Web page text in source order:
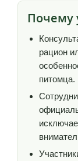
Почему
рацион
питомца.